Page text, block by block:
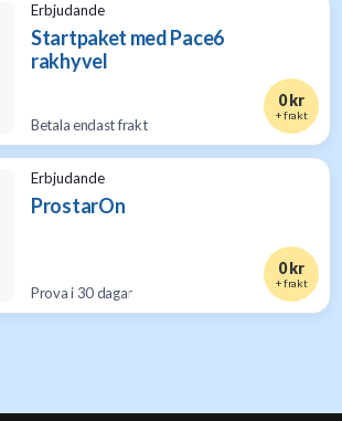
Erbjudande
Startpaket med Pace6
rakhyvel
Betala endast frakt
0 kr
+ frakt
Erbjudande
ProstarOn
Prova i 30 dagar
0 kr
+ frakt